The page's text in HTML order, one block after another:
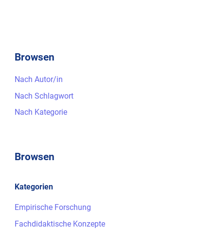
Browsen
Nach Autor/in
Nach Schlagwort
Nach Kategorie
Browsen
Kategorien
Empirische Forschung
Fachdidaktische Konzepte